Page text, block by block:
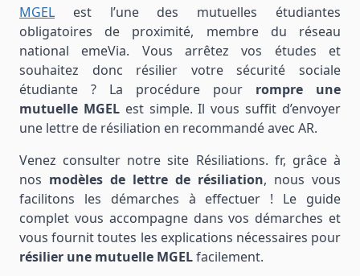
MGEL est l’une des mutuelles étudiantes
obligatoires de proximité, membre du réseau
national emeVia. Vous arrêtez vos études et
souhaitez donc résilier votre sécurité sociale
étudiante ? La procédure pour rompre une
mutuelle MGELest simple. Il vous suffit d’envoyer
une lettre de résiliation en recommandé avec AR.
Venez consulter notre site Résiliations. fr, grâce à
nos modèles de lettre de résiliation, nous vous
facilitons les démarches à effectuer ! Le guide
complet vous accompagne dans vos démarches et
vous fournit toutes les explications nécessaires pour
résilier une mutuelle MGELfacilement.